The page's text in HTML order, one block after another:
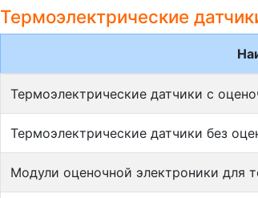
Термоэлектрические
Термоэлектрические датчики с
Термоэлектрические датчики без
Модули оценочной электроники для